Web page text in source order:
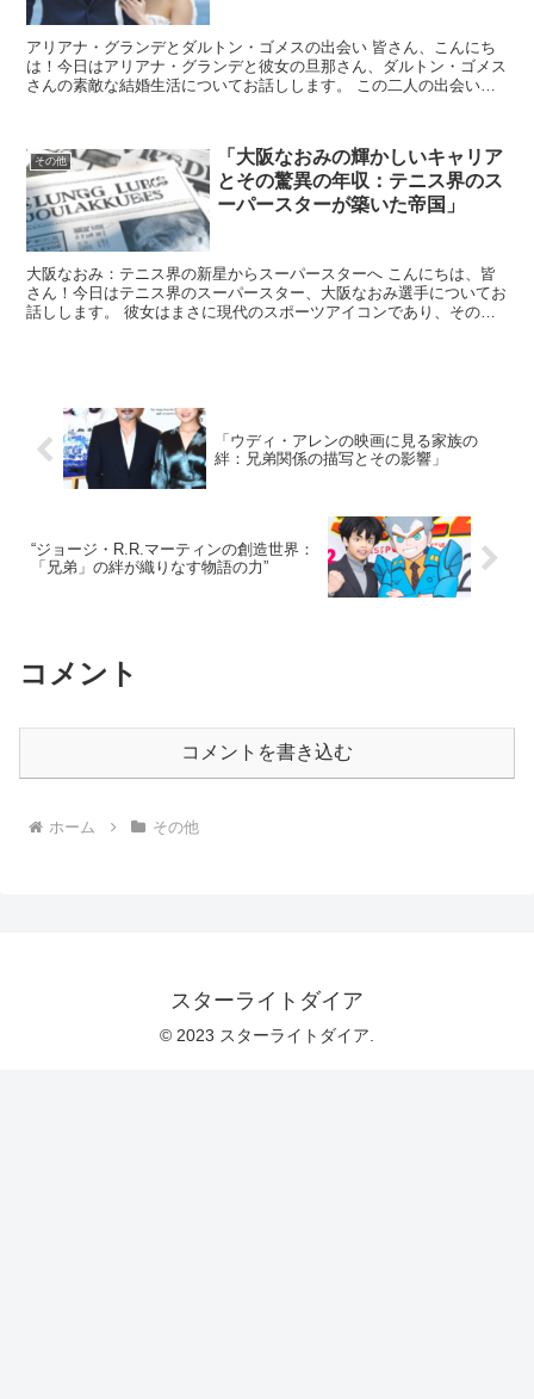
アリアナ・グランデとダルトン・ゴメスの出会い 皆さん、こんにち
は！今日はアリアナ・グランデと彼女の旦那さん、ダルトン・ゴメス
さんの素敵な結婚生活についてお話しします。 この二人の出会いは
その他
「大阪なおみの輝かしいキャリア
とその驚異の年収：テニス界のス
ーパースターが築いた帝国」
大阪なおみ：テニス界の新星からスーパースターへ こんにちは、皆
さん！今日はテニス界のスーパースター、大阪なおみ選手についてお
話しします。 彼女はまさに現代のスポーツアイコンであり、その輝
「ウディ・アレンの映画に見る家族の
絆：兄弟関係の描写とその影響」
“ジョージ・R.R.マーティンの創造世界：
「兄弟」の絆が織りなす物語の力”
コメント
コメントを書き込む
ホーム その他
スターライトダイア
© 2023 スターライトダイア.